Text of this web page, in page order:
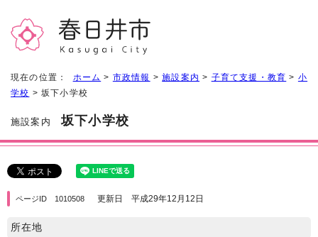
現在の位置： ホーム > 市政情報 >施設案内 > 子育て支援・教育 > 小
学校 > 坂下小学校
施設案内坂下小学校
ページID 1010508 更新日 平成29年12月12日
所在地